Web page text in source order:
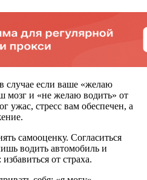
случае если ваше «желаю
мозг и «не желаю водить» от
ужас, стресс вам обеспечен, а
самооценку. Согласиться
водить автомобиль и
от страха.